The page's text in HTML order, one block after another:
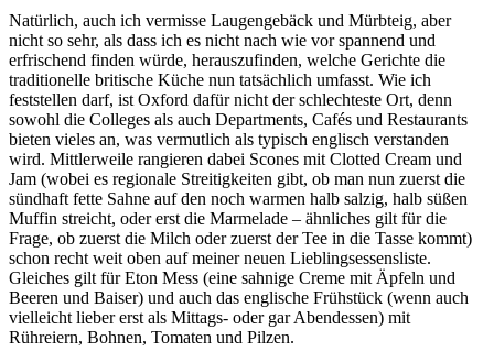
Natürlich, auch ich vermisse Laugengebäck und Mürbteig, aber
nicht so sehr, als dass ich es nicht nach wie vor spannend und
erfrischend finden würde, herauszufinden, welche Gerichte die
traditionelle britische Küche nun tatsächlich umfasst. Wie ich
feststellen darf, ist Oxford dafür nicht der schlechteste Ort, denn
sowohl die Colleges als auch Departments, Cafés und Restaurants
bieten vieles an, was vermutlich als typisch englisch verstanden
wird. Mittlerweile rangieren dabei Scones mit Clotted Cream und
Jam (wobei es regionale Streitigkeiten gibt, ob man nun zuerst die
sündhaft fette Sahne auf den noch warmen halb salzig, halb süßen
Muffin streicht, oder erst die Marmelade – ähnliches gilt für die
Frage, ob zuerst die Milch oder zuerst der Tee in die Tasse kommt)
schon recht weit oben auf meiner neuen Lieblingsessensliste.
Gleiches gilt für Eton Mess (eine sahnige Creme mit Äpfeln und
Beeren und Baiser) und auch das englische Frühstück (wenn auch
vielleicht lieber erst als Mittags- oder gar Abendessen) mit
Rühreiern, Bohnen, Tomaten und Pilzen.